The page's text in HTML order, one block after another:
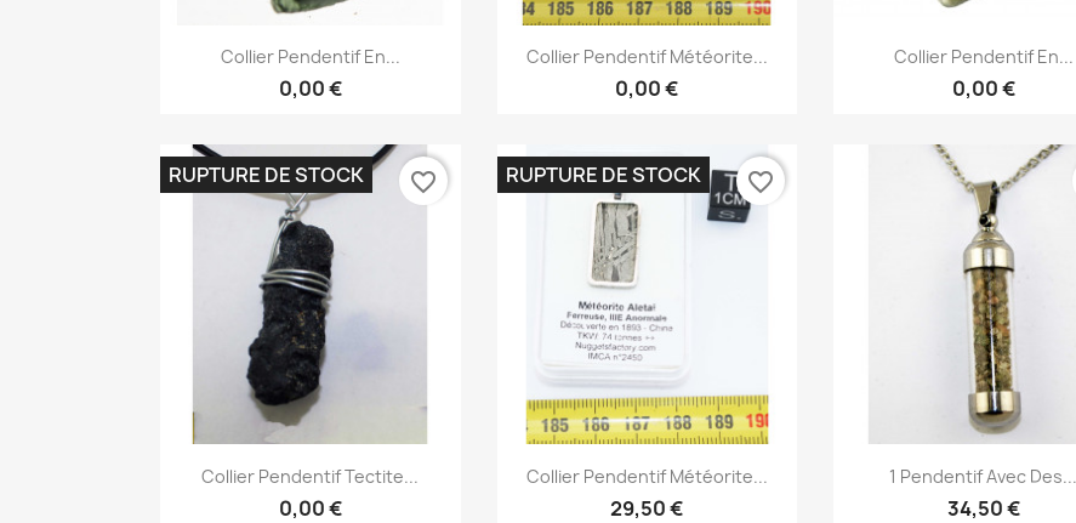
Aperçu rapide
Collier Pendentif En...
0,00 €
Aperçu rapide
Collier Pendentif Météorite...
0,00 €
Aperçu rapide
Collier Pendentif En...
0,00 €
Aperçu rapide
Collier Pendentif Tectite...
0,00 €
RUPTURE DE STOCK favorite_border
Aperçu rapide
Collier Pendentif Météorite...
29,50 €
RUPTURE DE STOCK favorite_border
Aperçu rapide
1 Pendentif Avec Des...
34,50 €